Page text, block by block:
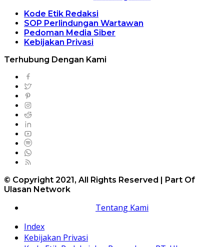
Kode Etik Redaksi
SOP Perlindungan Wartawan
Pedoman Media Siber
Kebijakan Privasi
Terhubung Dengan Kami
© Copyright 2021, All Rights Reserved | Part Of
Ulasan Network
Tentang Kami
Index
Kebijakan Privasi